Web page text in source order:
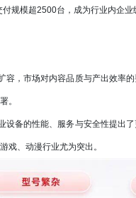
规模超2500台，成为行业内企业
，市场对内容品质与产出效率的
。
备的性能、服务与安全性提出
戏、动漫行业尤为突出。